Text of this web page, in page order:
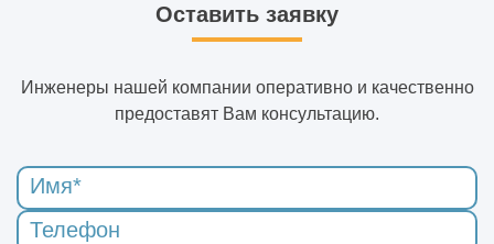
Оставить заявку
Инженеры нашей компании оперативно и качественно
предоставят Вам консультацию.